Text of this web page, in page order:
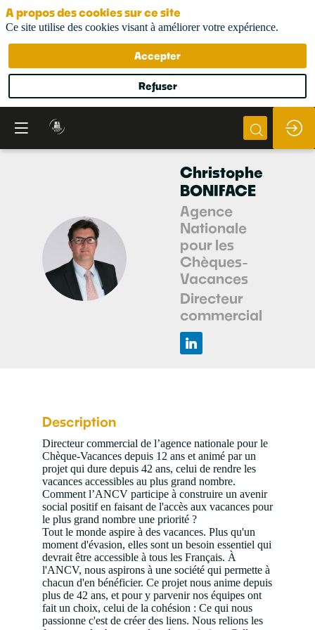
CB
Christophe
BONIFACE
Agence
Nationale
pour les
Chèques-
Vacances
Directeur
commercial
Description
Directeur commercial de l’agence nationale pour le
Chèque-Vacances depuis 12 ans et animé par un
projet qui dure depuis 42 ans, celui de rendre les
vacances accessibles au plus grand nombre.
Comment l’ANCV participe à construire un avenir
social positif en faisant de l'accès aux vacances pour
le plus grand nombre une priorité ?
Tout le monde aspire à des vacances. Plus qu'un
moment d'évasion, elles sont un besoin essentiel qui
devrait être accessible à tous les Français. À
l'ANCV, nous aspirons à une société qui permette à
chacun d'en bénéficier. Ce projet nous anime depuis
plus de 42 ans, et pour y parvenir nos équipes ont
fait un choix, celui de la cohésion : Ce qui nous
passionne c'est de créer des liens. Nous relions les
A propos des cookies sur ce site
Ce site utilise des cookies visant à améliorer votre expérience.
Accepter
Refuser